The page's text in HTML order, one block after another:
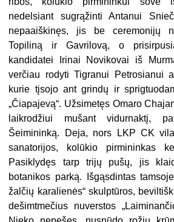
nedelsiant sugrąžinti Antanui
nepaaiškinęs, jis be ceremonijų
Topiliną ir Gavrilovą, o
kandidatei Irinai Novikovai iš
verčiau rodyti Tigranui Petrosianui
kurie tįsojo ant grindų ir
„Čiapajevą“. Užsimetęs Omaro
laikrodžiui mušant vidurnaktį,
Šeimininką. Deja, nors LKP CK
sanatorijos, kolūkio pirmininkas
Pasiklydęs tarp trijų pušų, jis
botanikos parką. Išgąsdintas
žalčių karalienės“ skulptūros,
dešimtmečius nuverstos